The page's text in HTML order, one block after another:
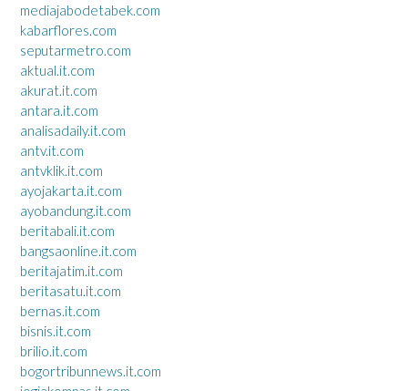
mediajabodetabek.com
kabarflores.com
seputarmetro.com
aktual.it.com
akurat.it.com
antara.it.com
analisadaily.it.com
antv.it.com
antvklik.it.com
ayojakarta.it.com
ayobandung.it.com
beritabali.it.com
bangsaonline.it.com
beritajatim.it.com
beritasatu.it.com
bernas.it.com
bisnis.it.com
brilio.it.com
bogortribunnews.it.com